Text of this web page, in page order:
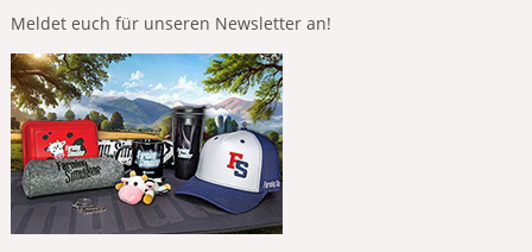
Meldet euch für unseren Newsletter an!